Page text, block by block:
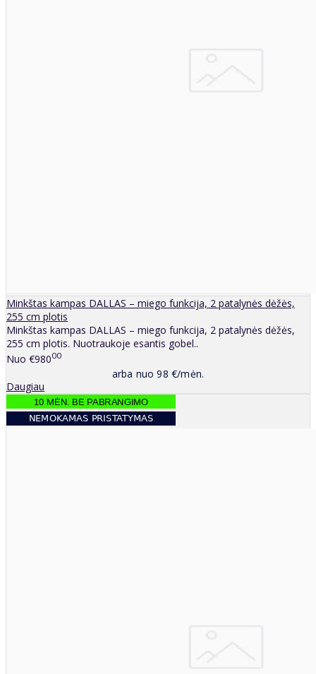
Minkštas kampas DALLAS – miego funkcija, 2 patalynės dėžės,
255 cm plotis
Minkštas kampas DALLAS – miego funkcija, 2 patalynės dėžės,
255 cm plotis. Nuotraukoje esantis gobel..
Nuo €98000
arba nuo 98 €/mėn.
Daugiau